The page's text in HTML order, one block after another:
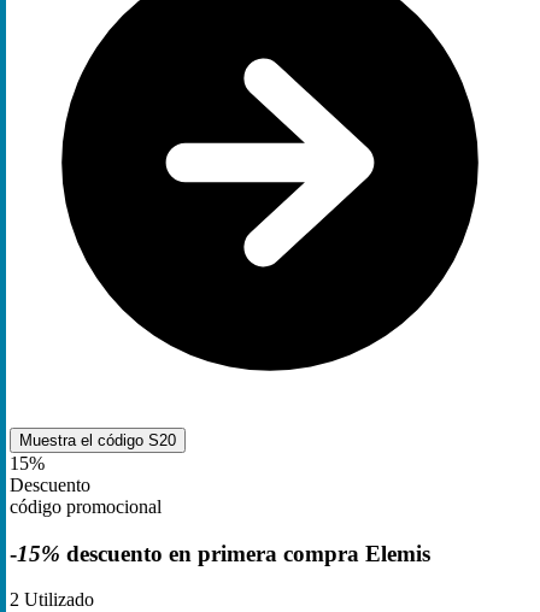
Muestra el código S20
15%
Descuento
código promocional
-15% descuento en primera compra Elemis
2 Utilizado